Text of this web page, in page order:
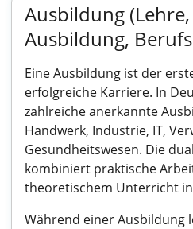
Ausbildung
Ausbildung,
Eine Ausbildung ist der
erfolgreiche Karriere. In
zahlreiche anerkannte
Handwerk, Industrie, IT,
Gesundheitswesen. Die
kombiniert praktische
theoretischem Unterricht
Während einer Ausbildung